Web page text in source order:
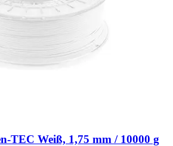
​TEC Weiß, 1,75 mm / 10000 g